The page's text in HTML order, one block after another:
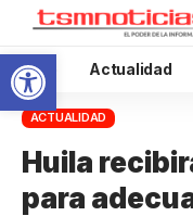
Abrir barra de
Inicio Actualidad
ACTUALIDAD
Huila
para